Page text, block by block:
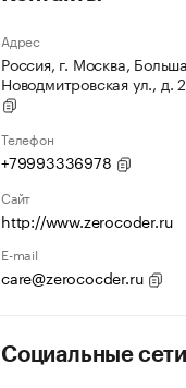
Адрес
Россия, г. Москва,
Новодмитровская ул., д.
Телефон
+79993336978
Сайт
http://www.zerocoder.ru
E-mail
care@zerococder.ru
Социальные сети